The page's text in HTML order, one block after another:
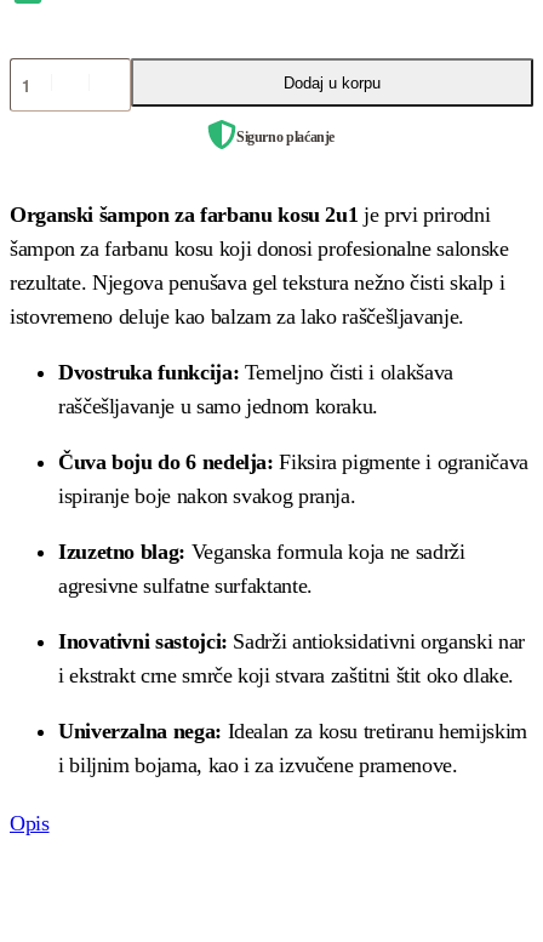
Dodaj u korpu
Sigurno plaćanje
Organski šampon za farbanu kosu 2u1 je prvi prirodni
šampon za farbanu kosu koji donosi profesionalne salonske
rezultate. Njegova penušava gel tekstura nežno čisti skalp i
istovremeno deluje kao balzam za lako raščešljavanje.
Dvostruka funkcija: Temeljno čisti i olakšava
raščešljavanje u samo jednom koraku.
Čuva boju do 6 nedelja: Fiksira pigmente i ograničava
ispiranje boje nakon svakog pranja.
Izuzetno blag: Veganska formula koja ne sadrži
agresivne sulfatne surfaktante.
Inovativni sastojci: Sadrži antioksidativni organski nar
i ekstrakt crne smrče koji stvara zaštitni štit oko dlake.
Univerzalna nega: Idealan za kosu tretiranu hemijskim
i biljnim bojama, kao i za izvučene pramenove.
Opis